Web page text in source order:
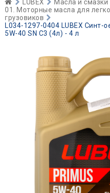
LUBEX
Масла и смазки
01. Моторные масла для
грузовиков
L034-1297-0404 LUBEX Синт-
5W-40 SN C3 (4л) - 4 л